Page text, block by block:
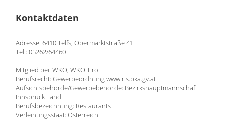
Kontaktdaten
Adresse: 6410 Telfs, Obermarktstraße 41
Tel.: 05262/64460
Mitglied bei: WKÖ, WKO Tirol
Berufsrecht: Gewerbeordnung www.ris.bka.gv.at
Aufsichtsbehörde/Gewerbebehörde: Bezirkshauptmannschaft
Innsbruck Land
Berufsbezeichnung: Restaurants
Verleihungsstaat: Österreich